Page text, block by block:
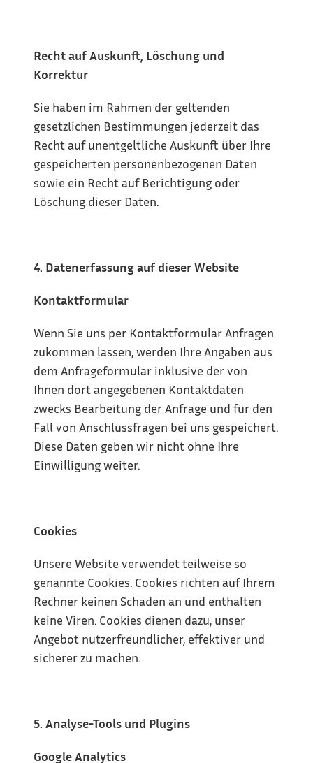
Recht auf Auskunft, Löschung und
Korrektur
Sie haben im Rahmen der geltenden
gesetzlichen Bestimmungen jederzeit das
Recht auf unentgeltliche Auskunft über Ihre
gespeicherten personenbezogenen Daten
sowie ein Recht auf Berichtigung oder
Löschung dieser Daten.
4. Datenerfassung auf dieser Website
Kontaktformular
Wenn Sie uns per Kontaktformular Anfragen
zukommen lassen, werden Ihre Angaben aus
dem Anfrageformular inklusive der von
Ihnen dort angegebenen Kontaktdaten
zwecks Bearbeitung der Anfrage und für den
Fall von Anschlussfragen bei uns gespeichert.
Diese Daten geben wir nicht ohne Ihre
Einwilligung weiter.
Cookies
Unsere Website verwendet teilweise so
genannte Cookies. Cookies richten auf Ihrem
Rechner keinen Schaden an und enthalten
keine Viren. Cookies dienen dazu, unser
Angebot nutzerfreundlicher, effektiver und
sicherer zu machen.
5. Analyse-Tools und Plugins
Google Analytics